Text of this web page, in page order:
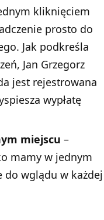
kliknięciem
prosto do
Jak podkreśla
Jan Grzegorz
jest rejestrowana
wypłatę
miejscu –
mamy w jednym
do wglądu w każdej